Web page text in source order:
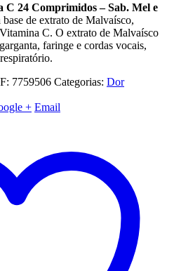
24 Comprimidos – Sab. Mel e
de extrato de Malvaísco,
C. O extrato de Malvaísco
faringe e cordas vocais,
7759506 Categorias: Dor
+ Email